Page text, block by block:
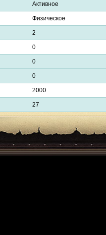
Активное
Физическое
2
0
0
0
2000
27